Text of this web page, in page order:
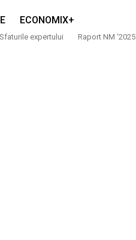
ECONOMIX+
Sfaturile expertului Raport NM ‘2025